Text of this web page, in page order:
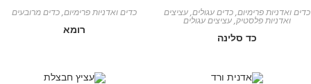
ואדניות פרימיום,כדים עגולים,עציצים
ואדניות פלסטיק,עציצים עגולים
כד סלינה
כדים ואדניות פרימיום,כדים מרובעים
רומא